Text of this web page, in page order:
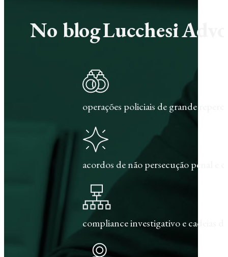
No blog Lucchesi
operações policiais de grande
acordos de não persecução penal e
compliance investigativo e cadeias